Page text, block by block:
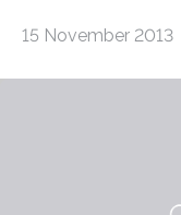
15 November 2013